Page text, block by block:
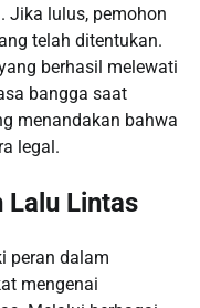
Jika lulus, pemohon
telah ditentukan.
berhasil melewati
bangga saat
menandakan bahwa
legal.
Lalu Lintas
peran dalam
mengenai